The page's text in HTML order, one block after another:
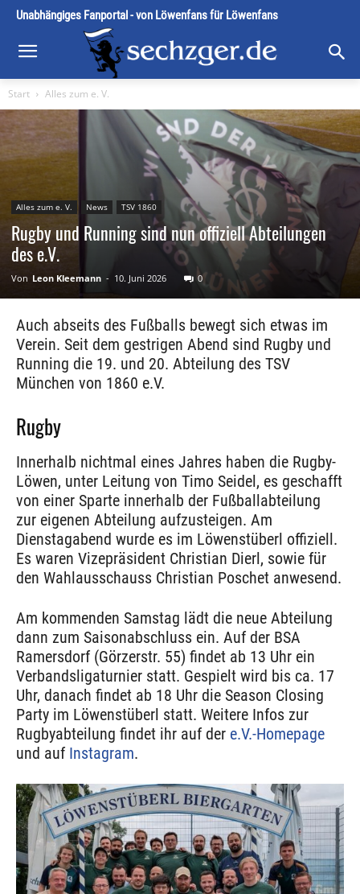
Unabhängiges Fanportal - von Löwenfans für Löwenfans
Start Alles zum e. V.
Alles zum e. V. News TSV 1860
Rugby und Running sind nun offiziell Abteilungen
des e.V.
Von Leon Kleemann - 10. Juni 2026 0
Auch abseits des Fußballs bewegt sich etwas im
Verein. Seit dem gestrigen Abend sind Rugby und
Running die 19. und 20. Abteilung des TSV
München von 1860 e.V.
Rugby
Innerhalb nichtmal eines Jahres haben die Rugby-
Löwen, unter Leitung von Timo Seidel, es geschafft
von einer Sparte innerhalb der Fußballabteilung
zur eigenen Abteilung aufzusteigen. Am
Dienstagabend wurde es im Löwenstüberl offiziell.
Es waren Vizepräsident Christian Dierl, sowie für
den Wahlausschauss Christian Poschet anwesend.
Am kommenden Samstag lädt die neue Abteilung
dann zum Saisonabschluss ein. Auf der BSA
Ramersdorf (Görzerstr. 55) findet ab 13 Uhr ein
Verbandsligaturnier statt. Gespielt wird bis ca. 17
Uhr, danach findet ab 18 Uhr die Season Closing
Party im Löwenstüberl statt. Weitere Infos zur
Rugbyabteilung findet ihr auf der e.V.-Homepage
und auf Instagram.